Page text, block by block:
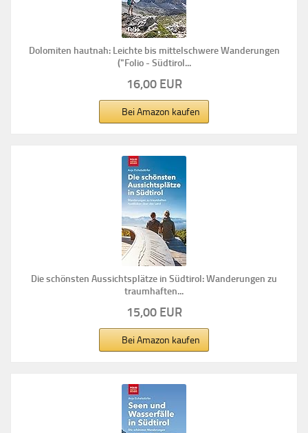
Dolomiten hautnah: Leichte bis mittelschwere Wanderungen
("Folio - Südtirol...
16,00 EUR
Bei Amazon kaufen
Die schönsten Aussichtsplätze in Südtirol: Wanderungen zu
traumhaften...
15,00 EUR
Bei Amazon kaufen